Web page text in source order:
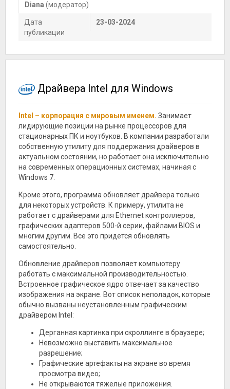
Diana (модератор)
Дата
публикации
23-03-2024
Драйвера Intel для Windows
Intel – корпорация с мировым именем. Занимает
лидирующие позиции на рынке процессоров для
стационарных ПК и ноутбуков. В компании разработали
собственную утилиту для поддержания драйверов в
актуальном состоянии, но работает она исключительно
на современных операционных системах, начиная с
Windows 7.
Кроме этого, программа обновляет драйвера только
для некоторых устройств. К примеру, утилита не
работает с драйверами для Ethernet контроллеров,
графических адаптеров 500-й серии, файлами BIOS и
многим другим. Все это придется обновлять
самостоятельно.
Обновление драйверов позволяет компьютеру
работать с максимальной производительностью.
Встроенное графическое ядро отвечает за качество
изображения на экране. Вот список неполадок, которые
обычно вызваны неустановленным графическим
драйвером Intel:
Дерганная картинка при скроллинге в браузере;
Невозможно выставить максимальное
разрешение;
Графические артефакты на экране во время
просмотра видео;
Не открываются тяжелые приложения.